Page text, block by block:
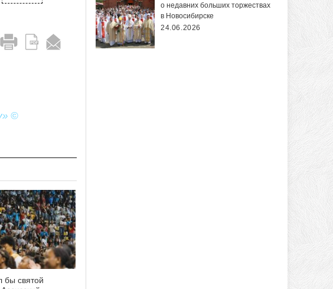
©
бы святой
о недавних больших торжествах
в Новосибирске
24.06.2026